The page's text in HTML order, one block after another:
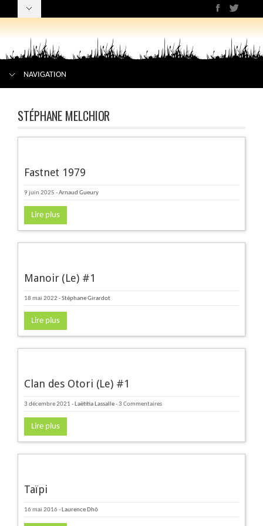
NAVIGATION
STÉPHANE MELCHIOR
Fastnet 1979
9 juin 2025 -Arnaud Gueury
Lire plus
Manoir (Le) #1
18 mai 2022 -Stéphane Girardot
Lire plus
Clan des Otori (Le) #1
3 décembre 2021 - Laëtitia Lassalle- 3 Commentaires
Lire plus
Taïpi
16 mai 2016 - Laurence Dhô